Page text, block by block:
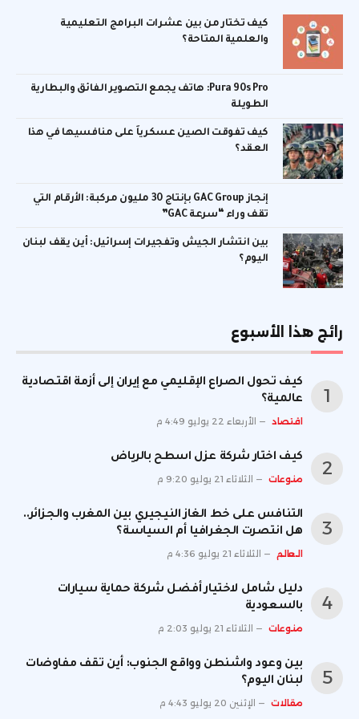
كيف تختار من بين عشرات البرامج التعليمية
والعلمية المتاحة؟
Pura 90s Pro: هاتف يجمع التصوير الفائق والبطارية
الطويلة
كيف تفوقت الصين عسكرياً على منافسيها في هذا
العقد؟
إنجاز GAC Group بإنتاج 30 مليون مركبة: الأرقام التي
تقف وراء “سرعة GAC”
بين انتشار الجيش وتفجيرات إسرائيل: أين يقف لبنان
اليوم؟
رائج هذا الأسبوع
كيف تحول الصراع الإقليمي مع إيران إلى أزمة اقتصادية
عالمية؟
اقتصاد الأربعاء 22 يوليو 4:49 م
كيف اختار شركة عزل اسطح بالرياض
منوعات الثلاثاء 21 يوليو 9:20 م
التنافس على خط الغاز النيجيري بين المغرب والجزائر..
هل انتصرت الجغرافيا أم السياسة؟
العالم الثلاثاء 21 يوليو 4:36 م
دليل شامل لاختيار أفضل شركة حماية سيارات
بالسعودية
منوعات الثلاثاء 21 يوليو 2:03 م
بين وعود واشنطن وواقع الجنوب: أين تقف مفاوضات
لبنان اليوم؟
مقالات الإثنين 20 يوليو 4:43 م